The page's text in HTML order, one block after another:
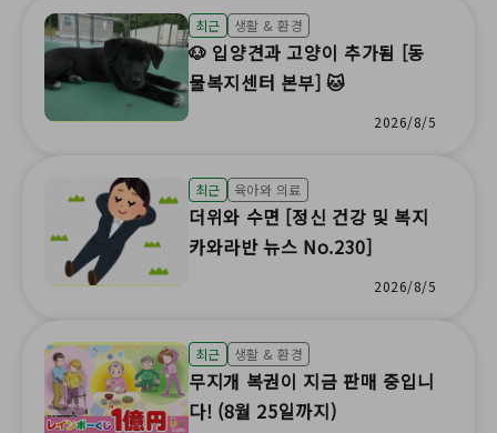
최근 생활 & 환경
🐶 입양견과 고양이 추가됨 [동
물복지센터 본부] 🐱
2026/8/5
최근 육아와 의료
더위와 수면 [정신 건강 및 복지
카와라반 뉴스 No.230]
2026/8/5
최근 생활 & 환경
무지개 복권이 지금 판매 중입니
다! (8월 25일까지)